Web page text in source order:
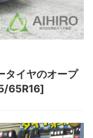
タイヤのオープ
65R16]